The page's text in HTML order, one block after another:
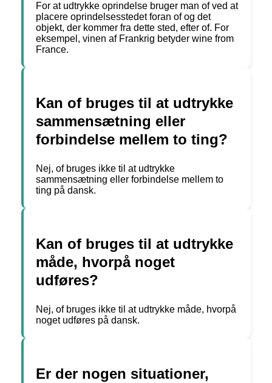
For at udtrykke oprindelse bruger man of ved at
placere oprindelsesstedet foran of og det
objekt, der kommer fra dette sted, efter of. For
eksempel, vinen af Frankrig betyder wine from
France.
Kan of bruges til at udtrykke
sammensætning eller
forbindelse mellem to ting?
Nej, of bruges ikke til at udtrykke
sammensætning eller forbindelse mellem to
ting på dansk.
Kan of bruges til at udtrykke
måde, hvorpå noget
udføres?
Nej, of bruges ikke til at udtrykke måde, hvorpå
noget udføres på dansk.
Er der nogen situationer,